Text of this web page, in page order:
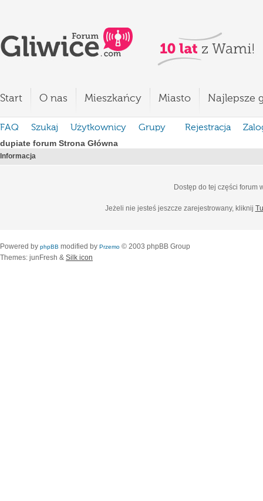
Start O nas Mieszkańcy Miasto Najlepsze
FAQ Szukaj Użytkownicy Grupy Rejestracja
dupiate forum Strona Główna
Informacja
Dostęp do tej części forum
Jeżeli nie jesteś jeszcze zarejestrowany, kliknij
Powered by phpBB modified by Przemo © 2003 phpBB Group
Themes: junFresh & Silk icon